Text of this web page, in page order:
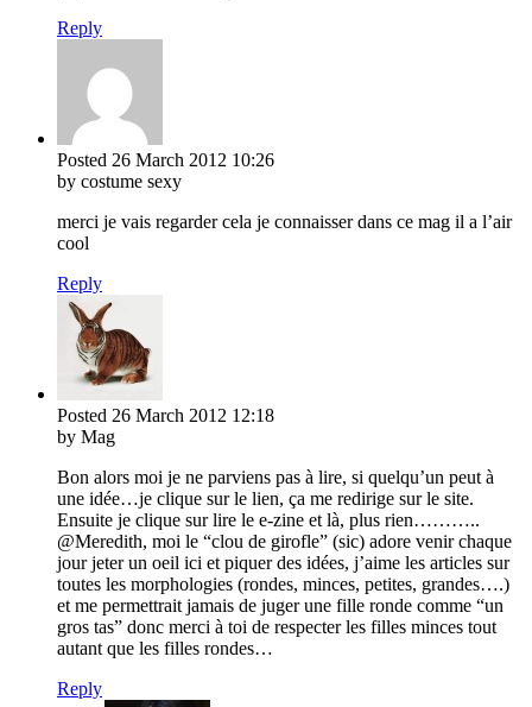
Reply
Posted 26 March 2012 10:26
by costume sexy
merci je vais regarder cela je connaisser dans ce mag il a l’air
cool
Reply
Posted 26 March 2012 12:18
by Mag
Bon alors moi je ne parviens pas à lire, si quelqu’un peut à
une idée…je clique sur le lien, ça me redirige sur le site.
Ensuite je clique sur lire le e-zine et là, plus rien………..
@Meredith, moi le “clou de girofle” (sic) adore venir chaque
jour jeter un oeil ici et piquer des idées, j’aime les articles sur
toutes les morphologies (rondes, minces, petites, grandes….)
et me permettrait jamais de juger une fille ronde comme “un
gros tas” donc merci à toi de respecter les filles minces tout
autant que les filles rondes…
Reply